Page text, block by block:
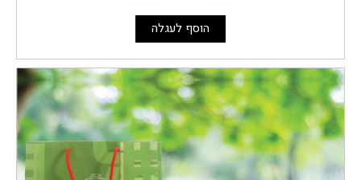
הוסף לעגלה